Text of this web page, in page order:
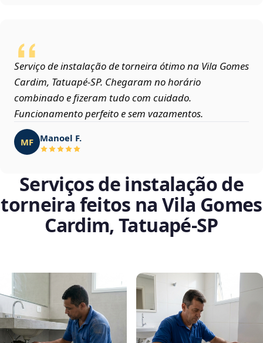
Serviço de instalação de torneira ótimo na Vila Gomes
Cardim, Tatuapé‑SP. Chegaram no horário
combinado e fizeram tudo com cuidado.
Funcionamento perfeito e sem vazamentos.
MF Manoel F.
Serviços de instalação de
torneira feitos na Vila Gomes
Cardim, Tatuapé‑SP